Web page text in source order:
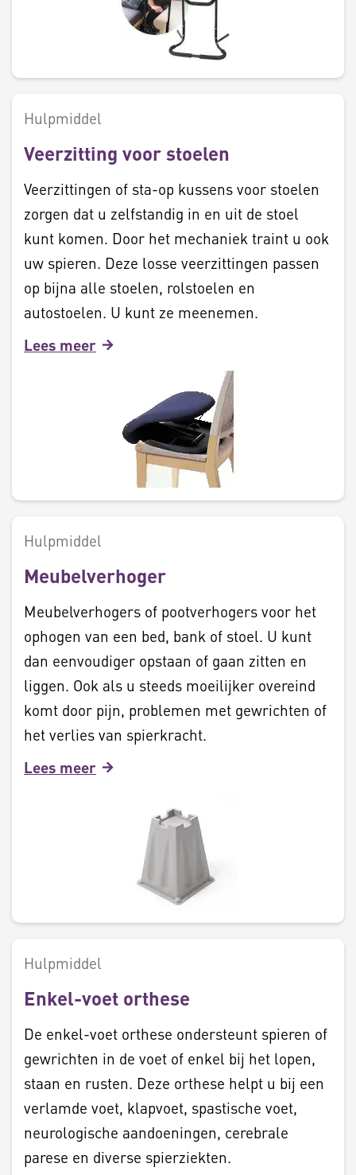
Hulpmiddel
Veerzitting voor stoelen
Veerzittingen of sta-op kussens voor stoelen
zorgen dat u zelfstandig in en uit de stoel
kunt komen. Door het mechaniek traint u ook
uw spieren. Deze losse veerzittingen passen
op bijna alle stoelen, rolstoelen en
autostoelen. U kunt ze meenemen.
Lees meer
Hulpmiddel
Meubelverhoger
Meubelverhogers of pootverhogers voor het
ophogen van een bed, bank of stoel. U kunt
dan eenvoudiger opstaan of gaan zitten en
liggen. Ook als u steeds moeilijker overeind
komt door pijn, problemen met gewrichten of
het verlies van spierkracht.
Lees meer
Hulpmiddel
Enkel-voet orthese
De enkel-voet orthese ondersteunt spieren of
gewrichten in de voet of enkel bij het lopen,
staan en rusten. Deze orthese helpt u bij een
verlamde voet, klapvoet, spastische voet,
neurologische aandoeningen, cerebrale
parese en diverse spierziekten.